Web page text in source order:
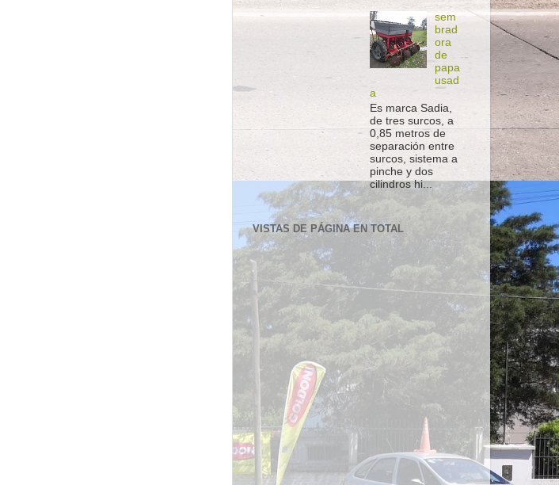
sem
brad
ora
de
papa
usad
a
Es marca Sadia,
de tres surcos, a
0,85 metros de
separación entre
surcos, sistema a
pinche y dos
cilindros hi...
VISTAS DE PÁGINA EN TOTAL